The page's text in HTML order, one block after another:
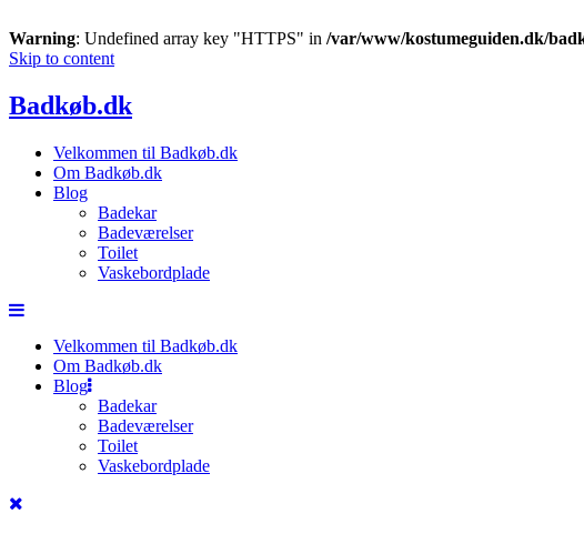
Warning: Undefined array key "HTTPS" in /var/www/kostumeguiden.dk/
Skip to content
Badkøb.dk
Velkommen til Badkøb.dk
Om Badkøb.dk
Blog
Badekar
Badeværelser
Toilet
Vaskebordplade
Velkommen til Badkøb.dk
Om Badkøb.dk
Blog
Badekar
Badeværelser
Toilet
Vaskebordplade